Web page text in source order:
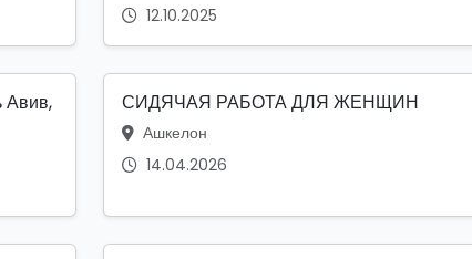
12.10.2025
Авив,
СИДЯЧАЯ РАБОТА ДЛЯ ЖЕНЩИН
Ашкелон
14.04.2026